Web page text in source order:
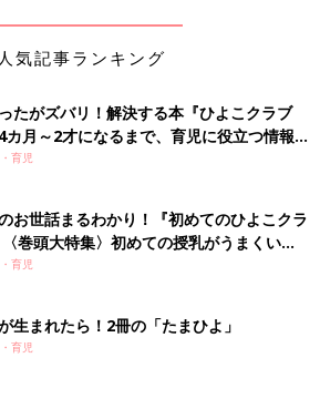
気記事ランキング
たがズバリ！解決する本『ひよこクラブ
月～2才になるまで、育児に役立つ情報が
育児
お世話まるわかり！『初めてのひよこクラ
巻頭大特集〉初めての授乳がうまくい
い・ミルクの基本と夏のトラブル 解決テ
育児
生まれたら！2冊の「たまひよ」
育児